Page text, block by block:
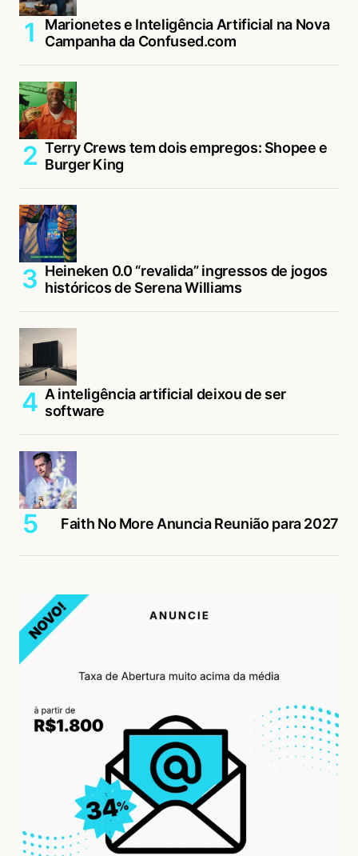
Marionetes e Inteligência Artificial na Nova
Campanha da Confused.com
Terry Crews tem dois empregos: Shopee e
Burger King
Heineken 0.0 “revalida” ingressos de jogos
históricos de Serena Williams
A inteligência artificial deixou de ser
software
Faith No More Anuncia Reunião para 2027